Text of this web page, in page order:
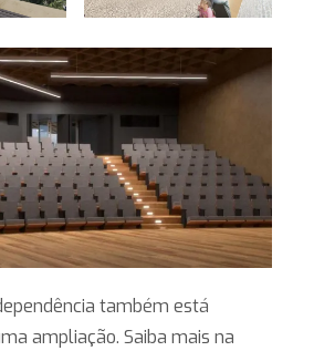
também está
ampliação. Saiba mais na